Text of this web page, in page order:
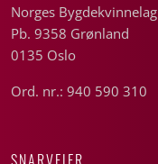
Norges Bygdekvinnelag
Pb. 9358 Grønland
0135 Oslo
Ord. nr.: 940 590 310